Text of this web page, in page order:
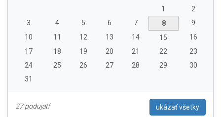
1
2
3
4 5 6 7 8
9
10
11 12 13 14 15
16
17
18 19 20 21 22
23
24
25 26 27 28 29
30
31
27 podujatí ukázať všetky